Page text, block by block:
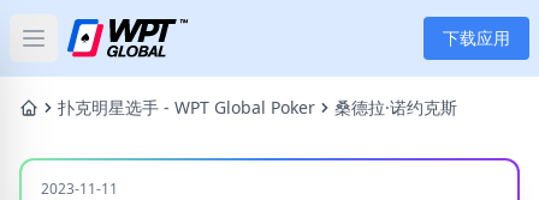
Open main menu 下载应用
首页
新闻
扑克明星选手 - WPT Global Poker 桑德拉·诺约克斯
2023-11-11